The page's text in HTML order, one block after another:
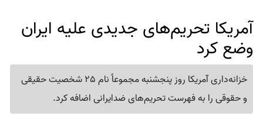
آمریکا تحریم‌های جدیدی علیه ایران
وضع کرد
خزانه‌داری آمریکا روز پنجشنبه مجموعاً نام 25 شخصیت حقیقی
و حقوقی را به فهرست تحریم‌های ضدایرانی اضافه کرد.